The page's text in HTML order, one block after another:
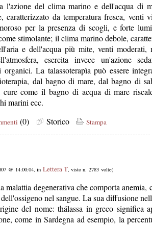
l'azione del clima marino e dell'acqua di
caratterizzato da temperatura fresca, venti
per la presenza di scogli, e forte
stimolante; il clima marino debole,
e dell'acqua più mite, venti moderati,
esercita invece un'azione
La talassoterapìa può essere
dal bagno di mare, dal bagno di
cure come il bagno di acqua di mare
marini ecc.
(0) Storico Stampa
@ 14:00:04, in Lettera T, visto n. 2783 volte)
malattia degenerativa che comporta anemia,
nel sangue. La sua diffusione
del nome: thálassa in greco significa
come in Sardegna ad esempio, la